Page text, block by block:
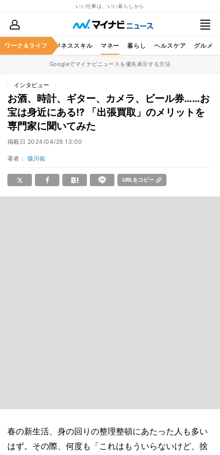
いい仕事は、いい暮らしから
ワーク＆ライフ
キャリア ビジネススキル マネー 暮らし ヘルスケア グルメ
Googleでマイナビニュースを優先表示する方法
インタビュー
お酒、時計、ギター、カメラ、ビール券……お
宝は身近にある!? 「出張買取」のメリットを
専門家に聞いてみた
掲載日 2024/04/26 13:00
著者： 猿川佑
URLをコピー
春の新生活、身の回りの整理整頓にあたった人も多い
はず。その際、何度も「これはもういらないけど、捨